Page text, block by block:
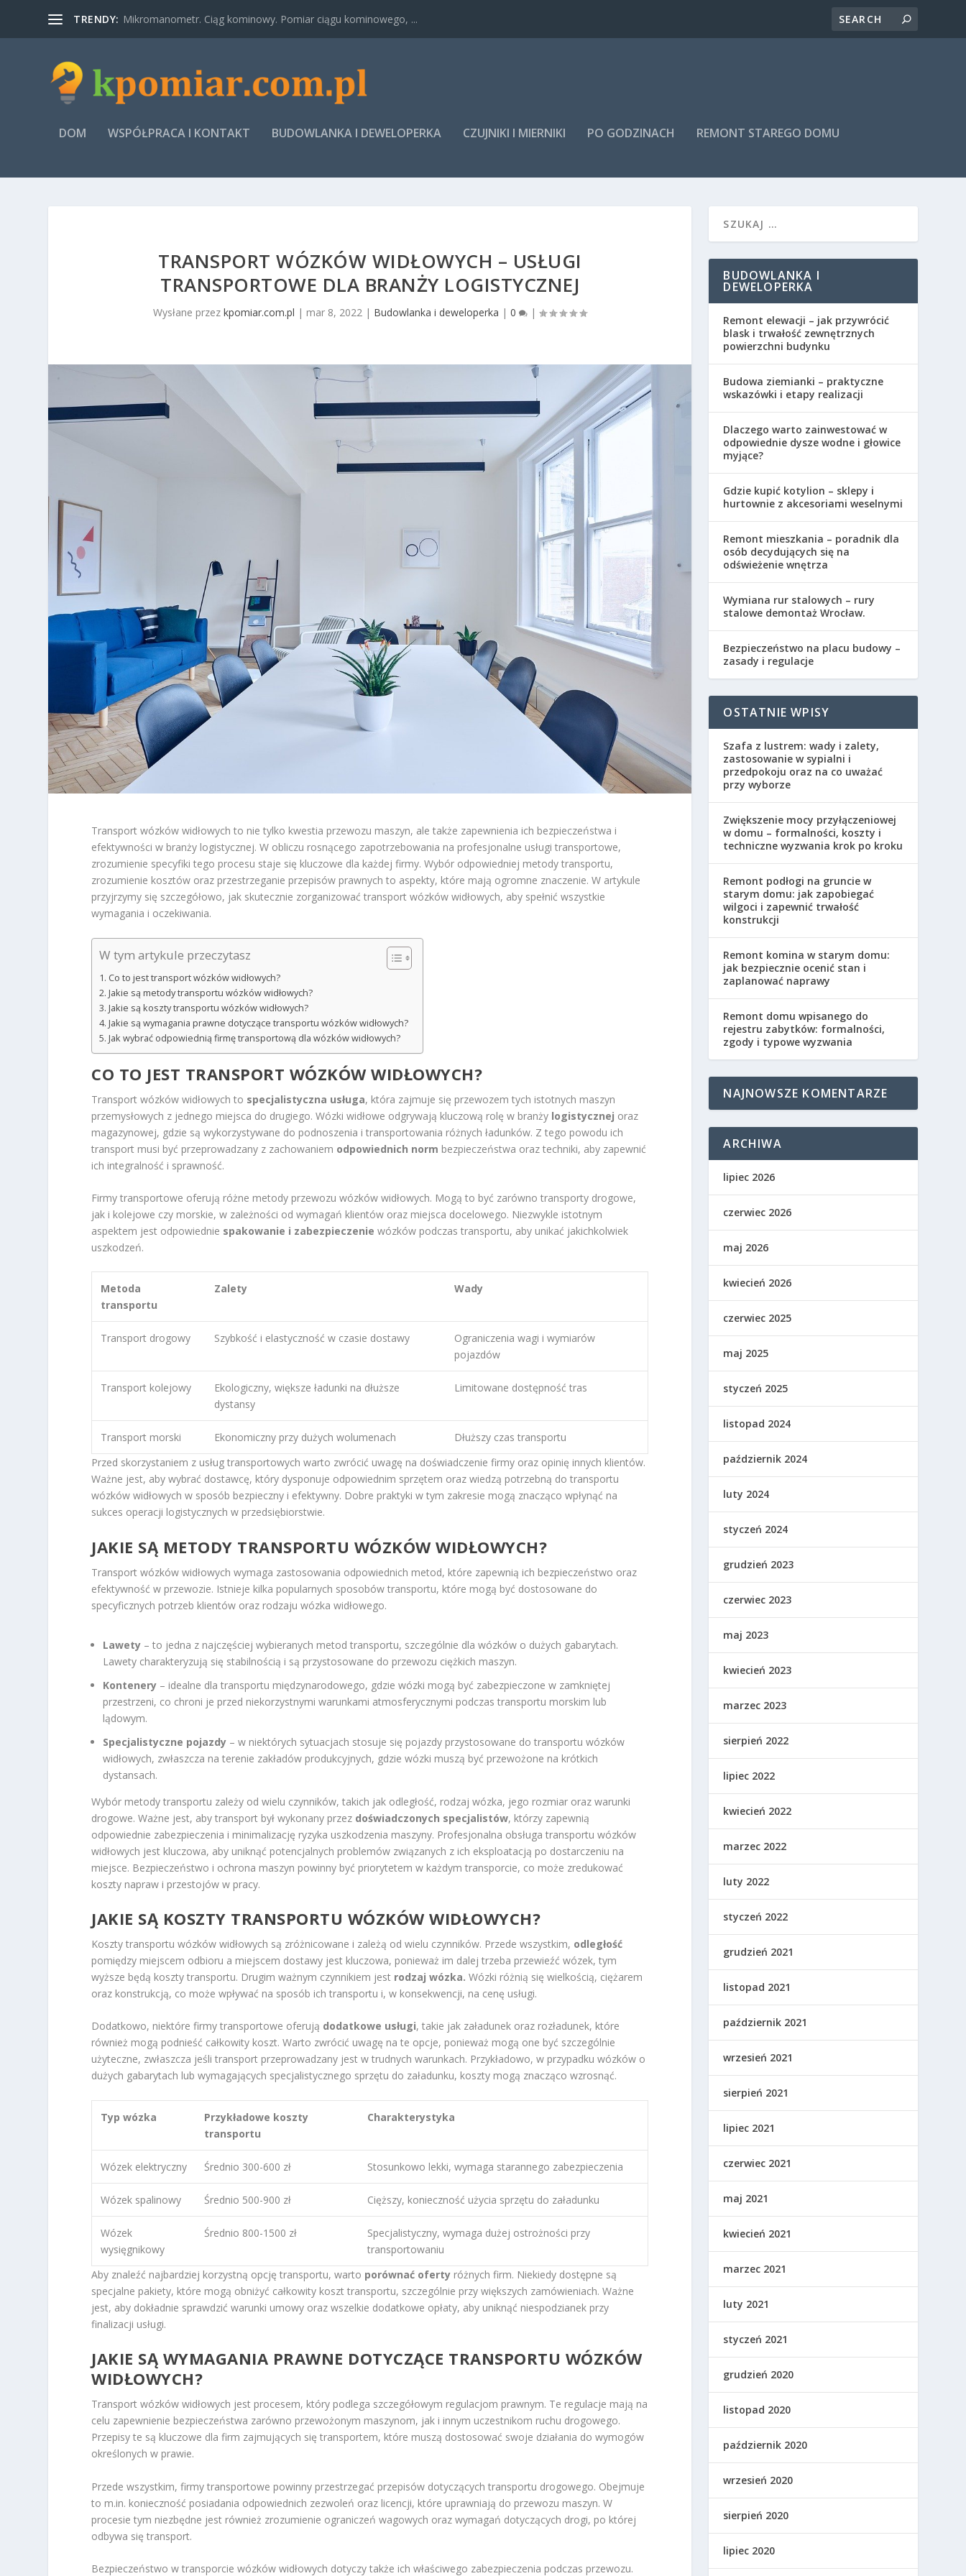
TRENDY: Mikromanometr. Ciąg kominowy. Pomiar ciągu kominowego, ...
DOM WSPÓŁPRACA I KONTAKT BUDOWLANKA I DEWELOPERKA CZUJNIKI I MIERNIKI PO GODZINACH REMONT STAREGO DOMU
TRANSPORT WÓZKÓW WIDŁOWYCH – USŁUGI
TRANSPORTOWE DLA BRANŻY LOGISTYCZNEJ
Wysłane przezkpomiar.com.pl | mar 8, 2022 | Budowlanka i deweloperka |0 |
Transport wózków widłowych to nie tylko kwestia przewozu maszyn, ale także zapewnienia ich bezpieczeństwa i
efektywności w branży logistycznej. W obliczu rosnącego zapotrzebowania na profesjonalne usługi transportowe,
zrozumienie specyfiki tego procesu staje się kluczowe dla każdej firmy. Wybór odpowiedniej metody transportu,
zrozumienie kosztów oraz przestrzeganie przepisów prawnych to aspekty, które mają ogromne znaczenie. W artykule
przyjrzymy się szczegółowo, jak skutecznie zorganizować transport wózków widłowych, aby spełnić wszystkie
wymagania i oczekiwania.
W tym artykule przeczytasz
Co to jest transport wózków widłowych?
Jakie są metody transportu wózków widłowych?
Jakie są koszty transportu wózków widłowych?
Jakie są wymagania prawne dotyczące transportu wózków widłowych?
Jak wybrać odpowiednią firmę transportową dla wózków widłowych?
CO TO JEST TRANSPORT WÓZKÓW WIDŁOWYCH?
Transport wózków widłowych to specjalistyczna usługa, która zajmuje się przewozem tych istotnych maszyn
przemysłowych z jednego miejsca do drugiego. Wózki widłowe odgrywają kluczową rolę w branży logistycznej oraz
magazynowej, gdzie są wykorzystywane do podnoszenia i transportowania różnych ładunków. Z tego powodu ich
transport musi być przeprowadzany z zachowaniem odpowiednich norm bezpieczeństwa oraz techniki, aby zapewnić
ich integralność i sprawność.
Firmy transportowe oferują różne metody przewozu wózków widłowych. Mogą to być zarówno transporty drogowe,
jak i kolejowe czy morskie, w zależności od wymagań klientów oraz miejsca docelowego. Niezwykle istotnym
aspektem jest odpowiednie spakowanie i zabezpieczenie wózków podczas transportu, aby unikać jakichkolwiek
uszkodzeń.
Metoda
transportu
Zalety Wady
Transport drogowy Szybkość i elastyczność w czasie dostawy
Ograniczenia wagi i wymiarów
pojazdów
Transport kolejowy
Ekologiczny, większe ładunki na dłuższe
dystansy
Limitowane dostępność tras
Transport morski Ekonomiczny przy dużych wolumenach
Dłuższy czas transportu
Przed skorzystaniem z usług transportowych warto zwrócić uwagę na doświadczenie firmy oraz opinię innych klientów.
Ważne jest, aby wybrać dostawcę, który dysponuje odpowiednim sprzętem oraz wiedzą potrzebną do transportu
wózków widłowych w sposób bezpieczny i efektywny. Dobre praktyki w tym zakresie mogą znacząco wpłynąć na
sukces operacji logistycznych w przedsiębiorstwie.
JAKIE SĄ METODY TRANSPORTU WÓZKÓW WIDŁOWYCH?
Transport wózków widłowych wymaga zastosowania odpowiednich metod, które zapewnią ich bezpieczeństwo oraz
efektywność w przewozie. Istnieje kilka popularnych sposobów transportu, które mogą być dostosowane do
specyficznych potrzeb klientów oraz rodzaju wózka widłowego.
Lawety – to jedna z najczęściej wybieranych metod transportu, szczególnie dla wózków o dużych gabarytach.
Lawety charakteryzują się stabilnością i są przystosowane do przewozu ciężkich maszyn.
Kontenery – idealne dla transportu międzynarodowego, gdzie wózki mogą być zabezpieczone w zamkniętej
przestrzeni, co chroni je przed niekorzystnymi warunkami atmosferycznymi podczas transportu morskim lub
lądowym.
Specjalistyczne pojazdy – w niektórych sytuacjach stosuje się pojazdy przystosowane do transportu wózków
widłowych, zwłaszcza na terenie zakładów produkcyjnych, gdzie wózki muszą być przewożone na krótkich
dystansach.
Wybór metody transportu zależy od wielu czynników, takich jak odległość, rodzaj wózka, jego rozmiar oraz warunki
drogowe. Ważne jest, aby transport był wykonany przez doświadczonych specjalistów, którzy zapewnią
odpowiednie zabezpieczenia i minimalizację ryzyka uszkodzenia maszyny. Profesjonalna obsługa transportu wózków
widłowych jest kluczowa, aby uniknąć potencjalnych problemów związanych z ich eksploatacją po dostarczeniu na
miejsce. Bezpieczeństwo i ochrona maszyn powinny być priorytetem w każdym transporcie, co może zredukować
koszty napraw i przestojów w pracy.
JAKIE SĄ KOSZTY TRANSPORTU WÓZKÓW WIDŁOWYCH?
Koszty transportu wózków widłowych są zróżnicowane i zależą od wielu czynników. Przede wszystkim, odległość
pomiędzy miejscem odbioru a miejscem dostawy jest kluczowa, ponieważ im dalej trzeba przewieźć wózek, tym
wyższe będą koszty transportu. Drugim ważnym czynnikiem jest rodzaj wózka. Wózki różnią się wielkością, ciężarem
oraz konstrukcją, co może wpływać na sposób ich transportu i, w konsekwencji, na cenę usługi.
Dodatkowo, niektóre firmy transportowe oferują dodatkowe usługi, takie jak załadunek oraz rozładunek, które
również mogą podnieść całkowity koszt. Warto zwrócić uwagę na te opcje, ponieważ mogą one być szczególnie
użyteczne, zwłaszcza jeśli transport przeprowadzany jest w trudnych warunkach. Przykładowo, w przypadku wózków o
dużych gabarytach lub wymagających specjalistycznego sprzętu do załadunku, koszty mogą znacząco wzrosnąć.
Typ wózka
Przykładowe koszty
transportu
Charakterystyka
Wózek elektryczny Średnio 300-600 zł Stosunkowo lekki, wymaga starannego zabezpieczenia
Wózek spalinowy Średnio 500-900 zł Cięższy, konieczność użycia sprzętu do załadunku
Wózek
wysięgnikowy
Średnio 800-1500 zł
Specjalistyczny, wymaga dużej ostrożności przy
transportowaniu
Aby znaleźć najbardziej korzystną opcję transportu, warto porównać oferty różnych firm. Niekiedy dostępne są
specjalne pakiety, które mogą obniżyć całkowity koszt transportu, szczególnie przy większych zamówieniach. Ważne
jest, aby dokładnie sprawdzić warunki umowy oraz wszelkie dodatkowe opłaty, aby uniknąć niespodzianek przy
finalizacji usługi.
JAKIE SĄ WYMAGANIA PRAWNE DOTYCZĄCE TRANSPORTU WÓZKÓW
WIDŁOWYCH?
Transport wózków widłowych jest procesem, który podlega szczegółowym regulacjom prawnym. Te regulacje mają na
celu zapewnienie bezpieczeństwa zarówno przewożonym maszynom, jak i innym uczestnikom ruchu drogowego.
Przepisy te są kluczowe dla firm zajmujących się transportem, które muszą dostosować swoje działania do wymogów
określonych w prawie.
Przede wszystkim, firmy transportowe powinny przestrzegać przepisów dotyczących transportu drogowego. Obejmuje
to m.in. konieczność posiadania odpowiednich zezwoleń oraz licencji, które uprawniają do przewozu maszyn. W
procesie tym niezbędne jest również zrozumienie ograniczeń wagowych oraz wymagań dotyczących drogi, po której
odbywa się transport.
Bezpieczeństwo w transporcie wózków widłowych dotyczy także ich właściwego zabezpieczenia podczas przewozu.
BUDOWLANKA I
DEWELOPERKA
Remont elewacji – jak przywrócić
blask i trwałość zewnętrznych
powierzchni budynku
Budowa ziemianki – praktyczne
wskazówki i etapy realizacji
Dlaczego warto zainwestować w
odpowiednie dysze wodne i głowice
myjące?
Gdzie kupić kotylion – sklepy i
hurtownie z akcesoriami weselnymi
Remont mieszkania – poradnik dla
osób decydujących się na
odświeżenie wnętrza
Wymiana rur stalowych – rury
stalowe demontaż Wrocław.
Bezpieczeństwo na placu budowy –
zasady i regulacje
OSTATNIE WPISY
Szafa z lustrem: wady i zalety,
zastosowanie w sypialni i
przedpokoju oraz na co uważać
przy wyborze
Zwiększenie mocy przyłączeniowej
w domu – formalności, koszty i
techniczne wyzwania krok po kroku
Remont podłogi na gruncie w
starym domu: jak zapobiegać
wilgoci i zapewnić trwałość
konstrukcji
Remont komina w starym domu:
jak bezpiecznie ocenić stan i
zaplanować naprawy
Remont domu wpisanego do
rejestru zabytków: formalności,
zgody i typowe wyzwania
NAJNOWSZE KOMENTARZE
ARCHIWA
lipiec 2026
czerwiec 2026
maj 2026
kwiecień 2026
czerwiec 2025
maj 2025
styczeń 2025
listopad 2024
październik 2024
luty 2024
styczeń 2024
grudzień 2023
czerwiec 2023
maj 2023
kwiecień 2023
marzec 2023
sierpień 2022
lipiec 2022
kwiecień 2022
marzec 2022
luty 2022
styczeń 2022
grudzień 2021
listopad 2021
październik 2021
wrzesień 2021
sierpień 2021
lipiec 2021
czerwiec 2021
maj 2021
kwiecień 2021
marzec 2021
luty 2021
styczeń 2021
grudzień 2020
listopad 2020
październik 2020
wrzesień 2020
sierpień 2020
lipiec 2020